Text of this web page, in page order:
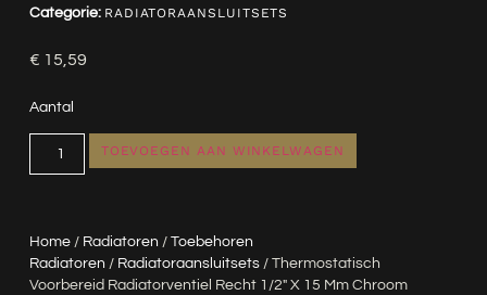
Home/ Radiatoren / Toebehoren
Radiatoren / Radiatoraansluitsets/ Thermostatisch
Voorbereid Radiatorventiel Recht 1/2″ X 15 Mm Chroom
Categorie: RADIATORAANSLUITSETS
€ 15,59
Aantal
TOEVOEGEN AAN WINKELWAGEN